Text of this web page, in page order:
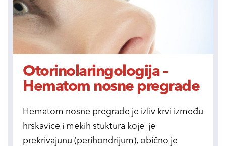
Otorinolaringologija –
Hematom nosne pregrade
Hematom nosne pregrade je izliv krvi između
hrskavice i mekih stuktura koje je
prekrivajunu (perihondrijum), obično je